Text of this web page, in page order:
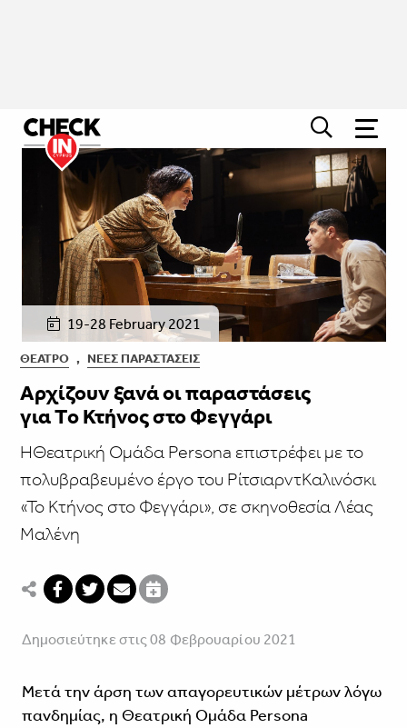
19-28 February 2021
ΘΈΑΤΡΟ , ΝΈΕΣ ΠΑΡΑΣΤΆΣΕΙΣ
Αρχίζουν ξανά οι παραστάσεις
για Τo Κτήνος στο Φεγγάρι
ΗΘεατρική Ομάδα Persona επιστρέφει με το
πολυβραβευμένο έργο του ΡίτσιαρντΚαλινόσκι
«Το Κτήνος στο Φεγγάρι», σε σκηνοθεσία Λέας
Μαλένη
Δημοσιεύτηκε στις 08 Φεβρουαρίου 2021
Μετά την άρση των απαγορευτικών μέτρων λόγω
πανδημίας, η Θεατρική Ομάδα Persona